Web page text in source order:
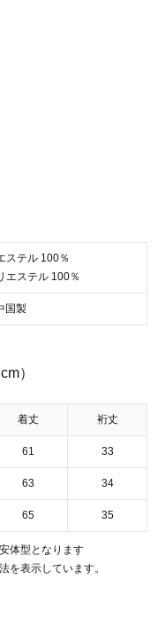
ステル 100％
エステル 100％
国製
）
着丈 裄丈
61 33
63 34
65 35
体型となります
を表示しています。